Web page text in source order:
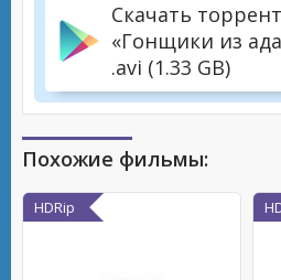
Скачать
«Гонщики из
.avi (1.33 GB)
Похожие фильмы:
HDRip